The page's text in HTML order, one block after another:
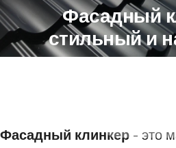
Фасадный
стильный и
материал
Фасадный клинкер - это